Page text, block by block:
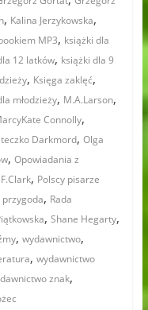
, Kalina Jerzykowska,
MP3, książki dla
12 latków, książki dla 9
, Księga zaklęć,
młodzieży, M.A.Larson,
Connolly,
Darkmord, Olga
, Opowiadania z
, Polscy pisarze
przygoda, Rada
, Shane Hegarty,
, wydawnictwo,
, wydawnictwo
znak,